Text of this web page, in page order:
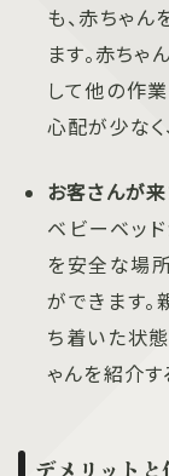
も、赤ちゃ
ます。赤ち
して他の作
心配が少なく
お客さんが
ベビーベッ
を安全な場
ができます。
ち着いた状
ゃんを紹介す
デメリット